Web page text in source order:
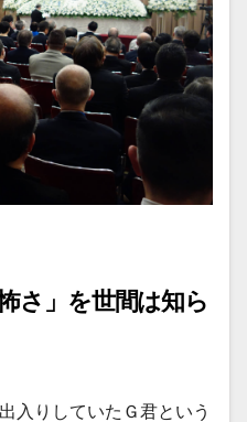
さ」を世間は知ら
入りしていたＧ君という